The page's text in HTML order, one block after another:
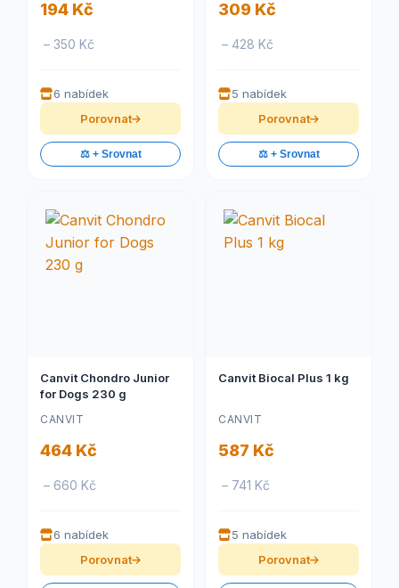
194 Kč
– 350 Kč
6 nabídek
Porovnat
⚖️ + Srovnat
309 Kč
– 428 Kč
5 nabídek
Porovnat
⚖️ + Srovnat
Canvit Chondro Junior
for Dogs 230 g
CANVIT
464 Kč
– 660 Kč
6 nabídek
Porovnat
Canvit Biocal Plus 1 kg
CANVIT
587 Kč
– 741 Kč
5 nabídek
Porovnat